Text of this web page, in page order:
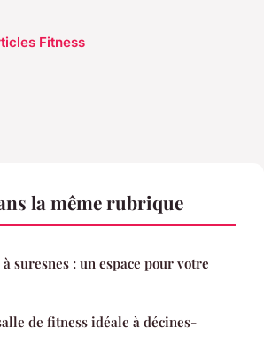
Fitness
la même rubrique
suresnes : un espace pour votre
de fitness idéale à décines-